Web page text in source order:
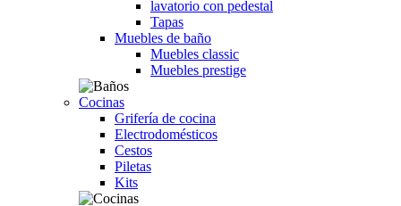
lavatorio con pedestal
Tapas
Muebles de baño
Muebles classic
Muebles prestige
Cocinas
Grifería de cocina
Electrodomésticos
Cestos
Piletas
Kits